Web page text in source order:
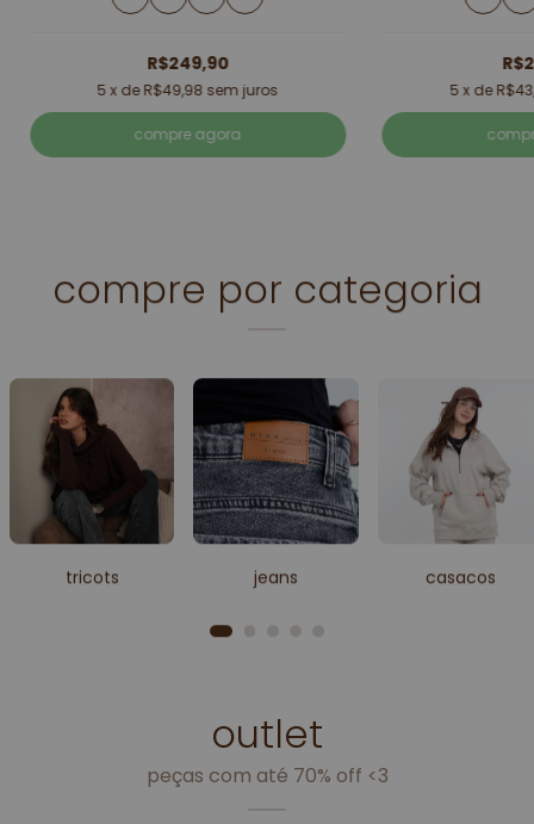
R$249,90
5 x deR$49,98 sem juros
compre agora
5 x de
compre por categoria
tricots jeans casacos
outlet
peças com até 70% off <3